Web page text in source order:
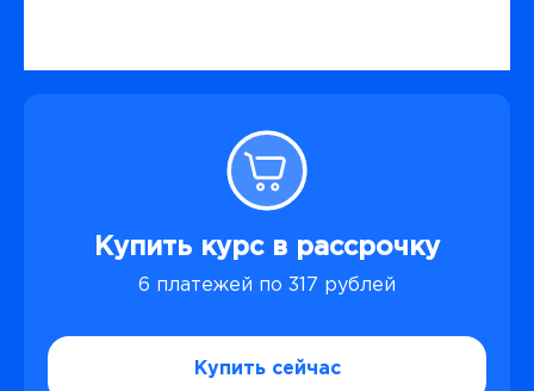
Купить курс в рассрочку
6 платежей по 317 рублей
Купить сейчас